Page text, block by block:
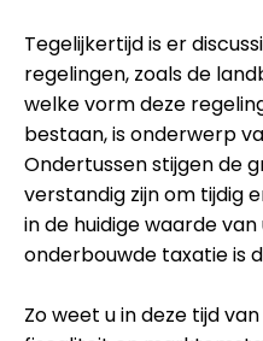
Tegelijkertijd is er
regelingen, zoals de
welke vorm deze
bestaan, is onderwerp
Ondertussen stijgen de
verstandig zijn om tijdig
in de huidige waarde
onderbouwde taxatie is
Zo weet u in deze tijd